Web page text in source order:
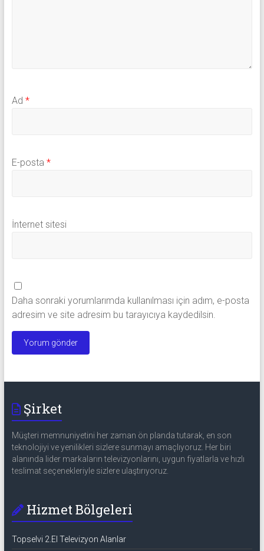
Ad *
E-posta *
İnternet sitesi
Daha sonraki yorumlarımda kullanılması için adım, e-posta
adresim ve site adresim bu tarayıcıya kaydedilsin.
Şirket
Müşteri memnuniyetini her zaman ön planda tutarak, en son
teknolojiyi ve yenilikleri sizlere sunmayı amaçlıyoruz. Her biri
alanında lider markaların televizyonlarını, uygun fiyatlarla ve hızlı
teslimat seçenekleriyle sizlere ulaştırıyoruz.
Hizmet Bölgeleri
Topselvi 2.El Televizyon Alanlar